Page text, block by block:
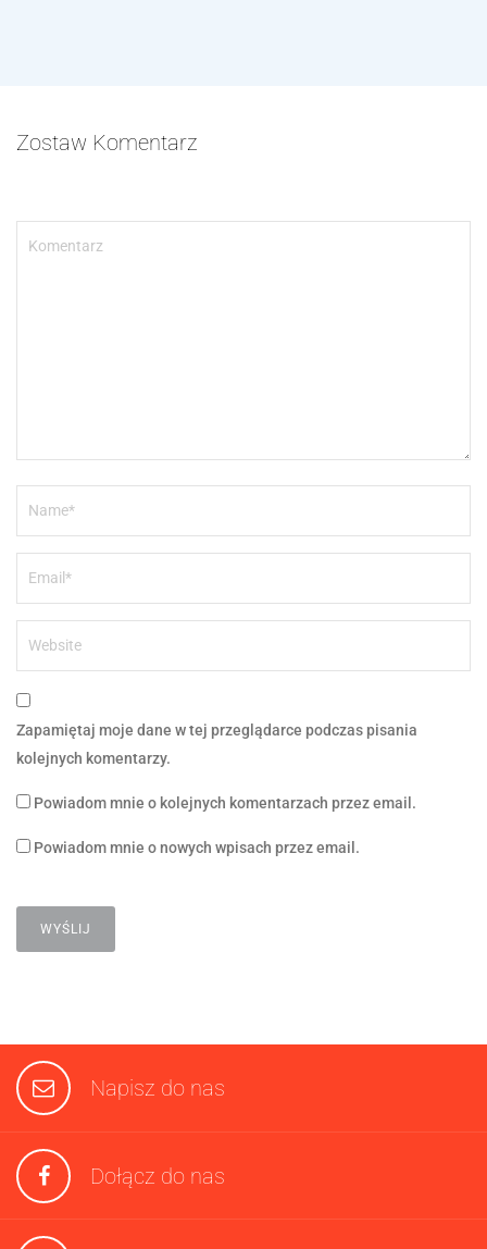
Zostaw Komentarz
Zapamiętaj moje dane w tej przeglądarce podczas pisania
kolejnych komentarzy.
Powiadom mnie o kolejnych komentarzach przez email.
Powiadom mnie o nowych wpisach przez email.
Napisz do nas
Dołącz do nas